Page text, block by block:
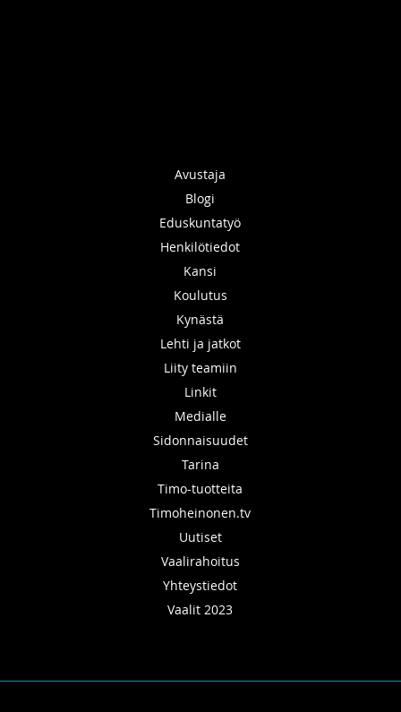
Avustaja
Blogi
Eduskuntatyö
Henkilötiedot
Kansi
Koulutus
Kynästä
Lehti ja jatkot
Liity teamiin
Linkit
Medialle
Sidonnaisuudet
Tarina
Timo-tuotteita
Timoheinonen.tv
Uutiset
Vaalirahoitus
Yhteystiedot
Vaalit 2023